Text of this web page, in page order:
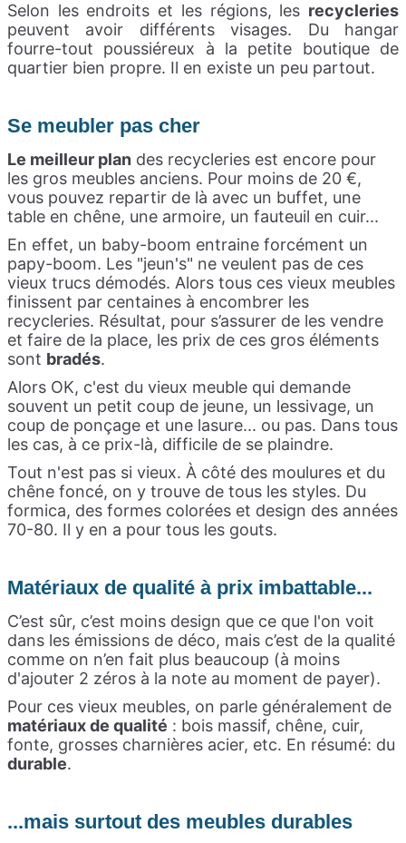
Selon les endroits et les régions, les recycleries
peuvent avoir différents visages. Du hangar
fourre-tout poussiéreux à la petite boutique de
quartier bien propre. Il en existe un peu partout.
Se meubler pas cher
Le meilleur plan des recycleries est encore pour
les gros meubles anciens. Pour moins de 20 €,
vous pouvez repartir de là avec un buffet, une
table en chêne, une armoire, un fauteuil en cuir...
En effet, un baby-boom entraine forcément un
papy-boom. Les "jeun's" ne veulent pas de ces
vieux trucs démodés. Alors tous ces vieux meubles
finissent par centaines à encombrer les
recycleries. Résultat, pour s’assurer de les vendre
et faire de la place, les prix de ces gros éléments
sont bradés.
Alors OK, c'est du vieux meuble qui demande
souvent un petit coup de jeune, un lessivage, un
coup de ponçage et une lasure... ou pas. Dans tous
les cas, à ce prix-là, difficile de se plaindre.
Tout n'est pas si vieux. À côté des moulures et du
chêne foncé, on y trouve de tous les styles. Du
formica, des formes colorées et design des années
70-80. Il y en a pour tous les gouts.
Matériaux de qualité à prix imbattable...
C’est sûr, c’est moins design que ce que l'on voit
dans les émissions de déco, mais c’est de la qualité
comme on n’en fait plus beaucoup (à moins
d'ajouter 2 zéros à la note au moment de payer).
Pour ces vieux meubles, on parle généralement de
matériaux de qualité : bois massif, chêne, cuir,
fonte, grosses charnières acier, etc. En résumé: du
durable.
...mais surtout des meubles durables